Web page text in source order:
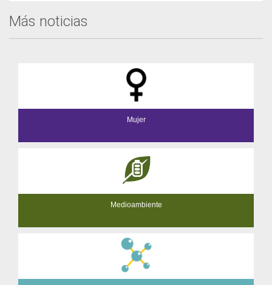
Más noticias
Mujer
Medioambiente